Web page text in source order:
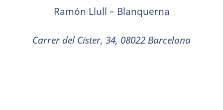
Ramón Llull – Blanquerna
Carrer del Císter, 34, 08022 Barcelona